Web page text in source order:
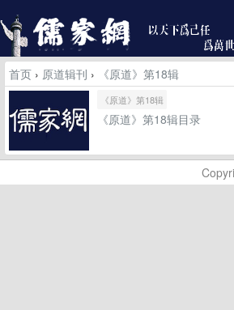
首页 › 原道辑刊 › 《原道》第18辑
《原道》第18辑
《原道》第18辑目录